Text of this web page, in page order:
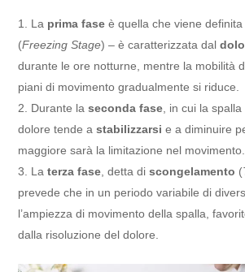
La prima fase è quella che viene
(Freezing Stage) – è caratterizzata dal
durante le ore notturne, mentre la mobilità
piani di movimento gradualmente si riduce.
Durante laseconda fase, in cui la
dolore tende a stabilizzarsi e a diminuire
maggiore sarà la limitazione nel movimento.
Laterza fase, detta discongelamento (
prevede che in un periodo variabile di
l’ampiezza di movimento della spalla,
dalla risoluzione del dolore.